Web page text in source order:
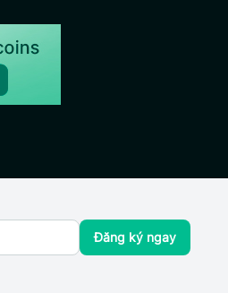
Đăng ký ngay